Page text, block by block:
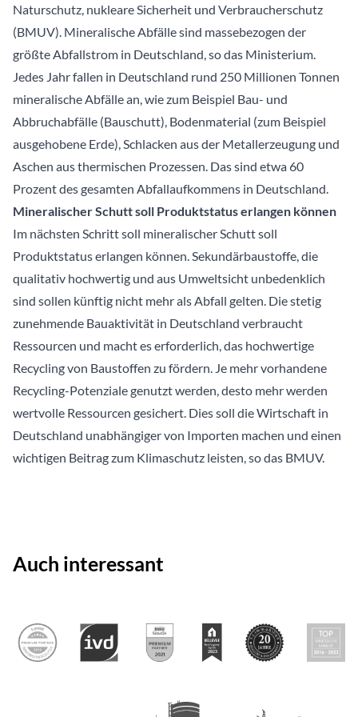
Naturschutz, nukleare Sicherheit und Verbraucherschutz
(BMUV). Mineralische Abfälle sind massebezogen der
größte Abfallstrom in Deutschland, so das Ministerium.
Jedes Jahr fallen in Deutschland rund 250 Millionen Tonnen
mineralische Abfälle an, wie zum Beispiel Bau- und
Abbruchabfälle (Bauschutt), Bodenmaterial (zum Beispiel
ausgehobene Erde), Schlacken aus der Metallerzeugung und
Aschen aus thermischen Prozessen. Das sind etwa 60
Prozent des gesamten Abfallaufkommens in Deutschland.
Mineralischer Schutt soll Produktstatus erlangen können
Im nächsten Schritt soll mineralischer Schutt soll
Produktstatus erlangen können. Sekundärbaustoffe, die
qualitativ hochwertig und aus Umweltsicht unbedenklich
sind sollen künftig nicht mehr als Abfall gelten. Die stetig
zunehmende Bauaktivität in Deutschland verbraucht
Ressourcen und macht es erforderlich, das hochwertige
Recycling von Baustoffen zu fördern. Je mehr vorhandene
Recycling-Potenziale genutzt werden, desto mehr werden
wertvolle Ressourcen gesichert. Dies soll die Wirtschaft in
Deutschland unabhängiger von Importen machen und einen
wichtigen Beitrag zum Klimaschutz leisten, so das BMUV.
Auch interessant